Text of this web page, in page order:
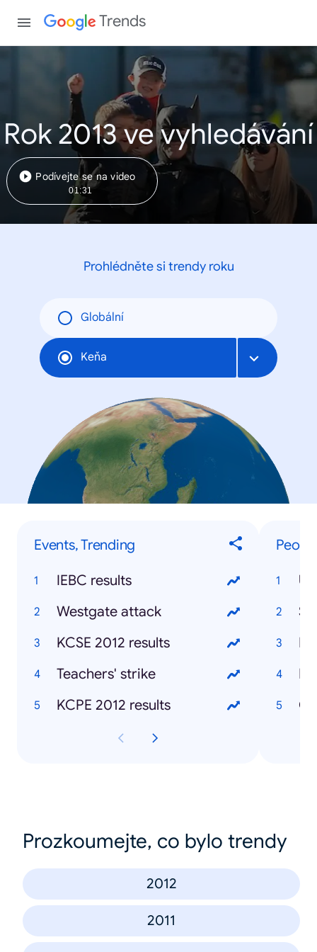
Trends
Rok 2013 ve vyhledávání
Podívejte se na video
01:31
Prohlédněte si trendy roku
Globální
Keňa
Events, Trending
IEBC results
Westgate attack
KCSE 2012 results
Teachers' strike
KCPE 2012 results
Prozkoumejte, co bylo trendy
2012
2011